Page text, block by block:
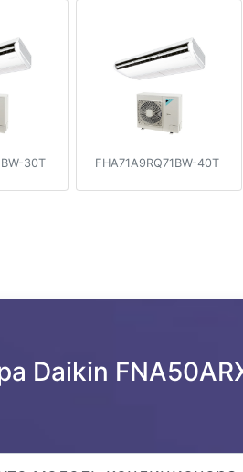
30T FHA71A9RQ71BW-40T
Daikin